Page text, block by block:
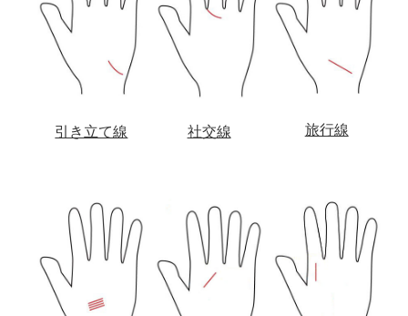
引き立て線 社交線 旅行線